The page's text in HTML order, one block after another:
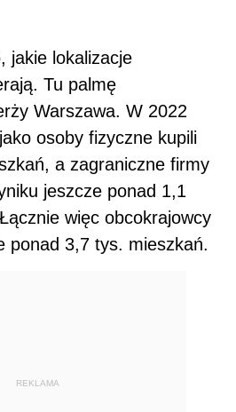
jakie lokalizacje
Tu palmę
Warszawa. W 2022
osoby fizyczne kupili
a zagraniczne firmy
jeszcze ponad 1,1
więc obcokrajowcy
ponad 3,7 tys. mieszkań.
REKLAMA